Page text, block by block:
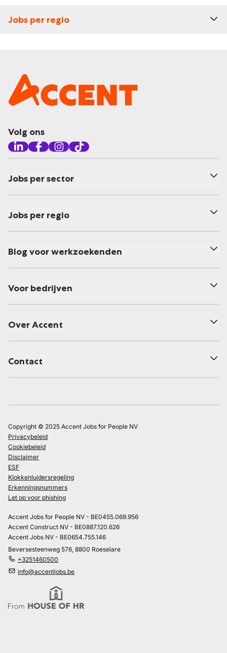
Jobs per regio
Volg ons
Jobs per sector
Jobs per regio
Blog voor werkzoekenden
Voor bedrijven
Over Accent
Contact
Copyright © 2025 Accent Jobs for People NV
Privacybeleid
Cookiebeleid
Disclaimer
ESF
Klokkenluidersregeling
Erkenningsnummers
Let op voor phishing
Accent Jobs for People NV - BE0455.069.956
Accent Construct NV - BE0887.120.626
Accent Jobs NV - BE0654.755.146
Beversesteenweg 576, 8800 Roeselare
+3251460500
info@accentjobs.be